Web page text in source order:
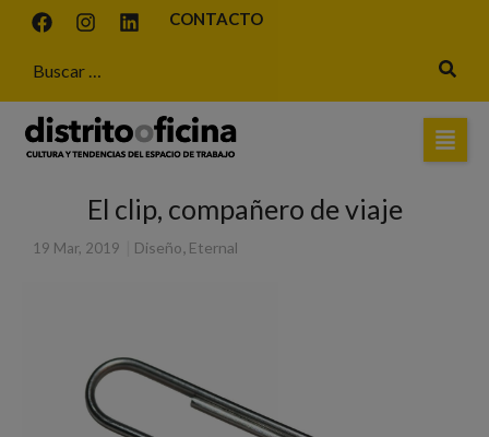
CONTACTO
El clip, compañero de viaje
19 Mar, 2019 Diseño Eternal